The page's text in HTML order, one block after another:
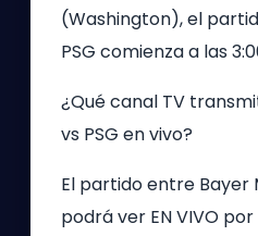
(Washington), el
PSG comienza a las
¿Qué canal TV
vs PSG en vivo?
El partido entre Bayer
podrá ver EN VIVO